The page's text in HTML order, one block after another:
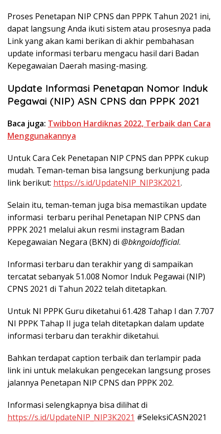
Proses Penetapan NIP CPNS dan PPPK Tahun 2021 ini,
dapat langsung Anda ikuti sistem atau prosesnya pada
Link yang akan kami berikan di akhir pembahasan
update informasi terbaru mengacu hasil dari Badan
Kepegawaian Daerah masing-masing.
Update Informasi Penetapan Nomor Induk
Pegawai (NIP) ASN CPNS dan PPPK 2021
Baca juga: Twibbon Hardiknas 2022, Terbaik dan Cara
Menggunakannya
Untuk Cara Cek Penetapan NIP CPNS dan PPPK cukup
mudah. Teman-teman bisa langsung berkunjung pada
link berikut: https://s.id/UpdateNIP_NIP3K2021.
Selain itu, teman-teman juga bisa memastikan update
informasi terbaru perihal Penetapan NIP CPNS dan
PPPK 2021 melalui akun resmi instagram Badan
Kepegawaian Negara (BKN) di @bkngoidofficial.
Informasi terbaru dan terakhir yang di sampaikan
tercatat sebanyak 51.008 Nomor Induk Pegawai (NIP)
CPNS 2021 di Tahun 2022 telah ditetapkan.
Untuk NI PPPK Guru diketahui 61.428 Tahap I dan 7.707
NI PPPK Tahap II juga telah ditetapkan dalam update
informasi terbaru dan terakhir diketahui.
Bahkan terdapat caption terbaik dan terlampir pada
link ini untuk melakukan pengecekan langsung proses
jalannya Penetapan NIP CPNS dan PPPK 202.
Informasi selengkapnya bisa dilihat di
https://s.id/UpdateNIP_NIP3K2021 #SeleksiCASN2021